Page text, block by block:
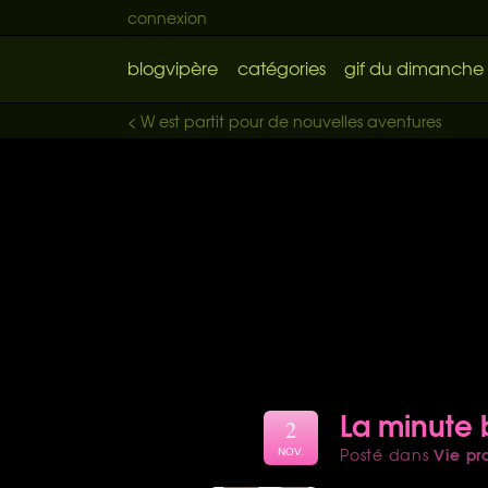
connexion
blogvipère catégories gif du dimanche
< W est partit pour de nouvelles aventures
La minute
Posté dansVie
2
NOV.